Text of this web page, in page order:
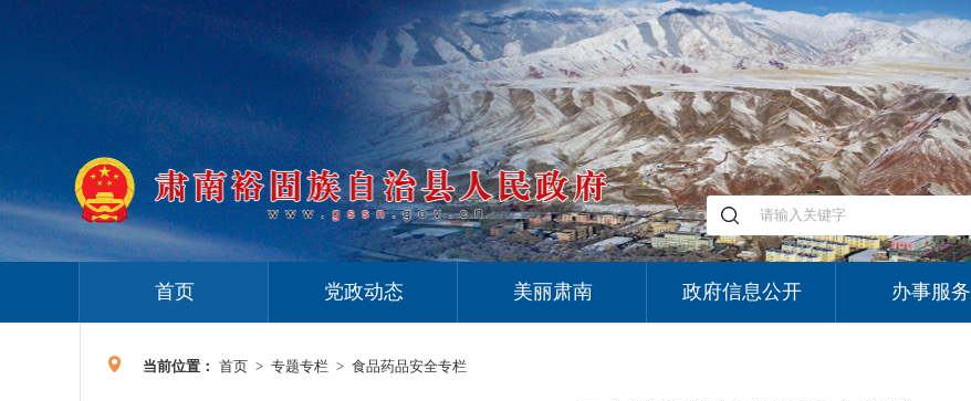
首页 党政动态 美丽肃南 政府信息公开 办事服务
当前位置： 首页 > 专题专栏 > 食品药品安全专栏